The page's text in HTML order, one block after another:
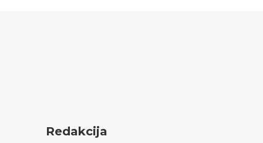
Redakcija